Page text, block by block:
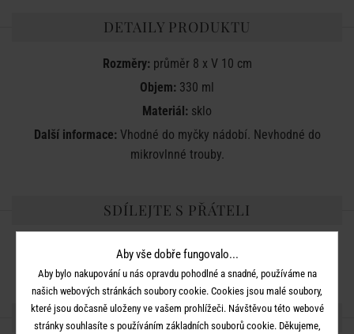
DETAILY PRODUKTU
Rozměry:průměr 8 x V 10 cm
Objem: 330 ml
Materiál: sklo
Další informace: Vhodné do myčky nádobí. Nevhodné do
mikrovlnné trouby.
SDÍLEJTE S PŘÁTELI
DALŠÍ PRODUKTY ZE SÉRIE
Aby vše dobře fungovalo...
Aby bylo nakupování u nás opravdu pohodlné a snadné, používáme na
našich webových stránkách soubory cookie. Cookies jsou malé soubory,
které jsou dočasně uloženy ve vašem prohlížeči. Návštěvou této webové
stránky souhlasíte s používáním základních souborů cookie. Děkujeme,